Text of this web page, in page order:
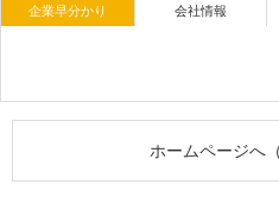
企業早分かり 会社情報
ホームページへ